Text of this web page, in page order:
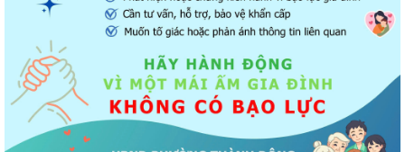
dòng xe mô tô Honda CB1000...
Kết quả Kỳ họp thứ 3 HĐND thành phố Hải Phòng khóa XIV, nhiệm kỳ
2021 - 2026
Khai thác tài liệu số và Chatbox AI trợi giúp pháp luật
Đẩy mạnh tuyên truyền thực hiện Chương trình hành động của Thành